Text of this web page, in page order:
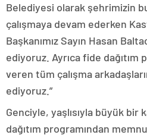
Belediyesi olarak şehrimizin
çalışmaya devam ederken
Başkanımız Sayın Hasan
ediyoruz. Ayrıca fide dağıtım
veren tüm çalışma
ediyoruz.”
Genciyle, yaşlısıyla büyük bir
dağıtım programından